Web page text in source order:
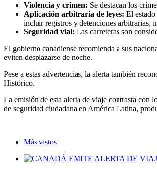
Violencia y crimen: Se destacan los
Aplicación arbitraria de leyes: El
incluir registros y detenciones arbitrarias,
Seguridad vial: Las carreteras son
El gobierno canadiense recomienda a sus
eviten desplazarse de noche.
Pese a estas advertencias, la alerta también
Histórico.
La emisión de esta alerta de viaje contrasta con
de seguridad ciudadana en América Latina,
Más vistos